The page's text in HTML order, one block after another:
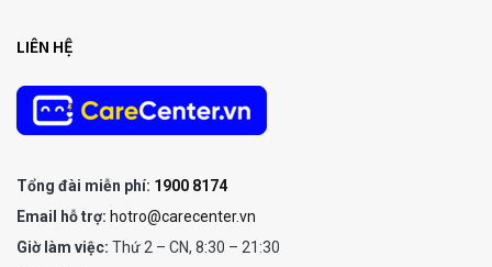
LIÊN HỆ
Tổng đài miễn phí: 1900 8174
Email hỗ trợ: hotro@carecenter.vn
Giờ làm việc: Thứ 2 – CN, 8:30 – 21:30